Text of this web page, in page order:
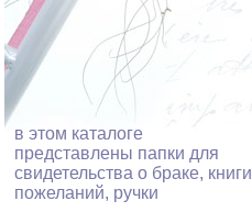
в этом каталоге
представлены папки для
свидетельства о браке, книги
пожеланий, ручки